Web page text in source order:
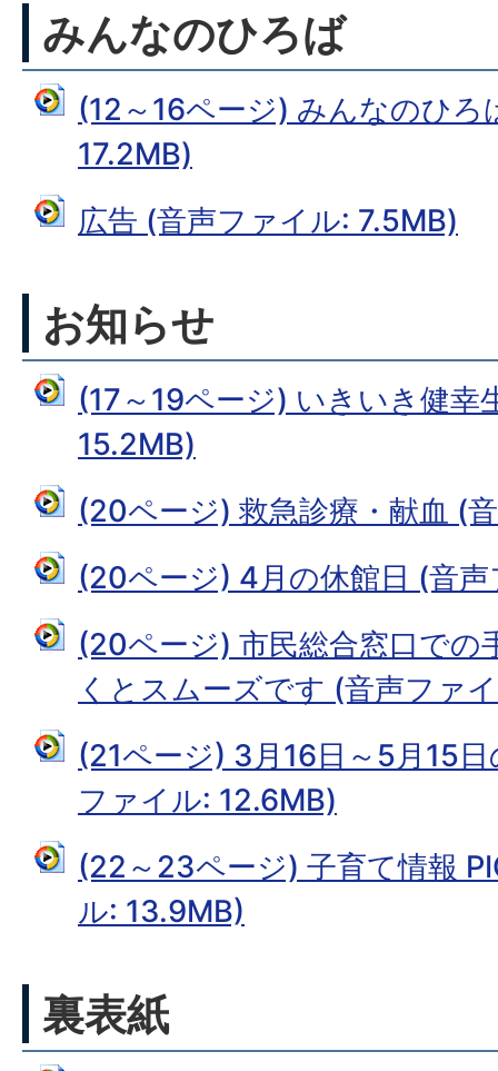
みんなのひろば
(12～16ページ) みんなのひろ
17.2MB)
広告 (音声ファイル: 7.5MB)
お知らせ
(17～19ページ) いきいき健幸
15.2MB)
(20ページ) 救急診療・献血 (
(20ページ) 4月の休館日 (音
(20ページ) 市民総合窓口での
くとスムーズです (音声ファ
(21ページ) 3月16日～5月15
ファイル: 12.6MB)
(22～23ページ) 子育て情報
ル: 13.9MB)
裏表紙